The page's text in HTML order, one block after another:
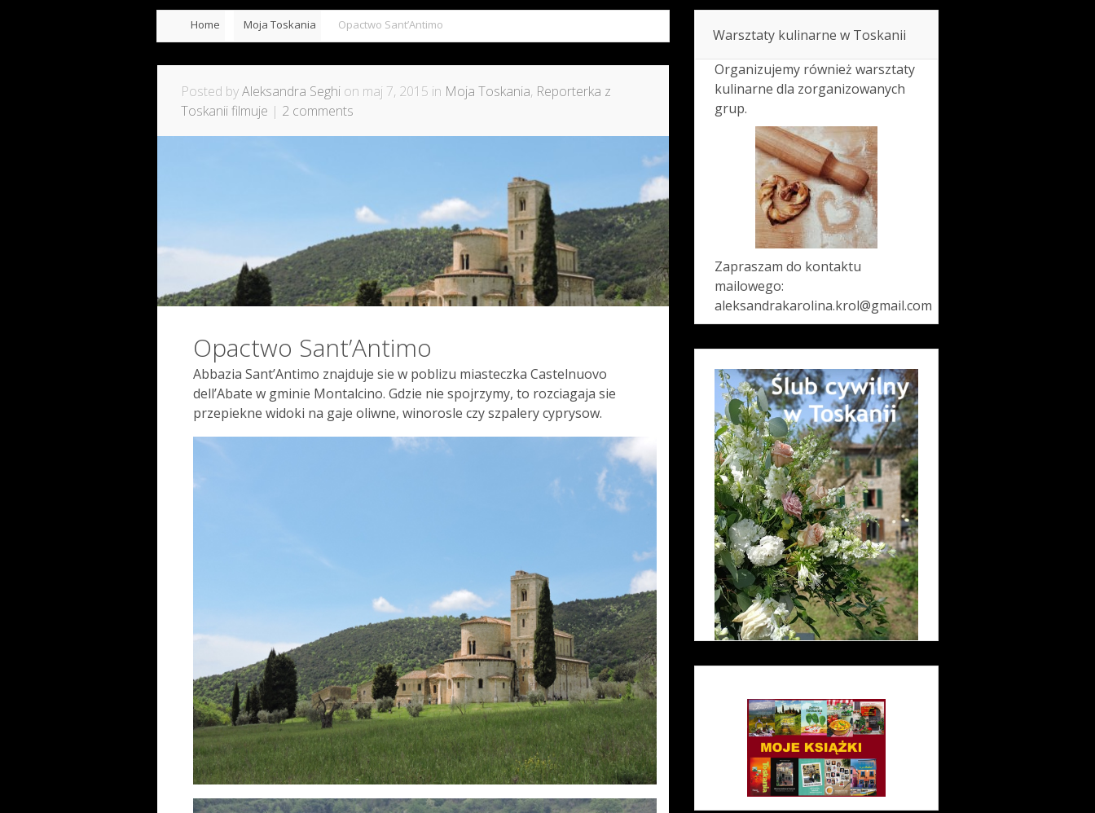
Home Moja Toskania Opactwo Sant’Antimo
Posted byAleksandra Seghi on maj 7, 2015 in Moja Toskania, Reporterka z
Toskanii filmuje | 2 comments
Opactwo Sant’Antimo
Abbazia Sant’Antimo znajduje sie w poblizu miasteczka Castelnuovo
dell’Abate w gminie Montalcino. Gdzie nie spojrzymy, to rozciagaja sie
przepiekne widoki na gaje oliwne, winorosle czy szpalery cyprysow.
Warsztaty kulinarne w Toskanii
Organizujemy również warsztaty
kulinarne dla zorganizowanych
grup.
Zapraszam do kontaktu
mailowego:
aleksandrakarolina.krol@gmail.com